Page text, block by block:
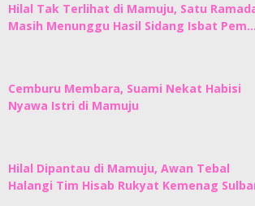
Hilal Tak Terlihat di Mamuju, Satu
Masih Menunggu Hasil Sidang Isbat Pem…
Cemburu Membara, Suami Nekat Habisi
Nyawa Istri di Mamuju
Hilal Dipantau di Mamuju, Awan Tebal
Halangi Tim Hisab Rukyat Kemenag